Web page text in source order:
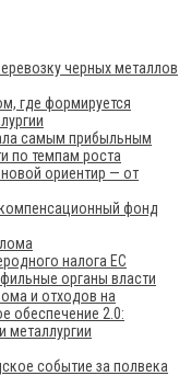
черных металлов
где формируется
самым прибыльным
по темпам роста
ориентир — от
фонд
налога ЕС
органы власти
и отходов на
обеспечение 2.0:
металлургии
событие за полвека